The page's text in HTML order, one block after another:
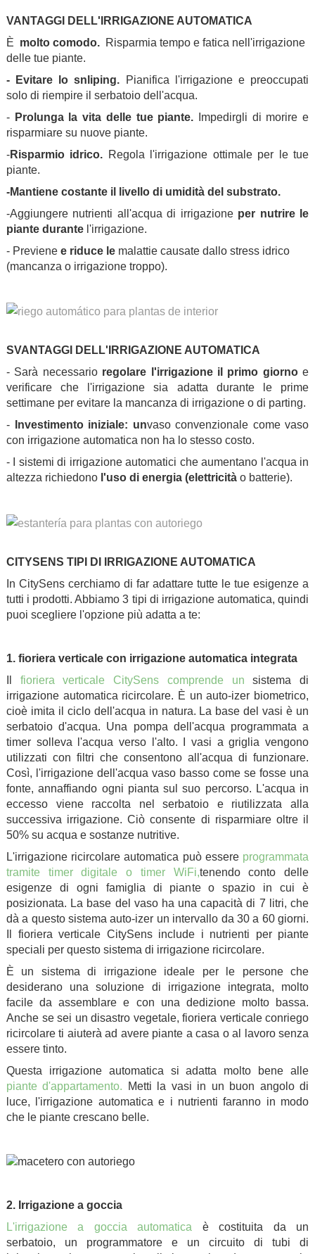
VANTAGGI DELL'IRRIGAZIONE AUTOMATICA
È molto comodo. Risparmia tempo e fatica nell'irrigazione
delle tue piante.
- Evitare lo snliping. Pianifica l'irrigazione e preoccupati
solo di riempire il serbatoio dell'acqua.
- Prolunga la vita delle tue piante. Impedirgli di morire e
risparmiare su nuove piante.
-Risparmio idrico. Regola l'irrigazione ottimale per le tue
piante.
-Mantiene costante il livello di umidità del substrato.
-Aggiungere nutrienti all'acqua di irrigazione per nutrire le
piante durante l'irrigazione.
- Previene e riduce le malattie causate dallo stress idrico
(mancanza o irrigazione troppo).
SVANTAGGI DELL'IRRIGAZIONE AUTOMATICA
- Sarà necessario regolare l'irrigazione il primo giornoe
verificare che l'irrigazione sia adatta durante le prime
settimane per evitare la mancanza di irrigazione o di parting.
-
Investimento iniziale: unvaso convenzionale come vaso
con irrigazione automatica non ha lo stesso costo.
- I sistemi di irrigazione automatici che aumentano l'acqua in
altezza richiedono l'uso di energia (elettricità o batterie).
CITYSENS TIPI DI IRRIGAZIONE AUTOMATICA
In CitySens cerchiamo di far adattare tutte le tue esigenze a
tutti i prodotti. Abbiamo 3 tipi di irrigazione automatica, quindi
puoi scegliere l'opzione più adatta a te:
1. fioriera verticale con irrigazione automatica integrata
fioriera verticale CitySens comprende un sistema di
irrigazione automatica ricircolare. È un auto-izer biometrico,
cioè imita il ciclo dell'acqua in natura. La base del vasi è un
serbatoio d'acqua. Una pompa dell'acqua programmata a
timer solleva l'acqua verso l'alto. I vasi a griglia vengono
utilizzati con filtri che consentono all'acqua di funzionare.
Così, l'irrigazione dell'acqua vaso basso come se fosse una
fonte, annaffiando ogni pianta sul suo percorso. L'acqua in
eccesso viene raccolta nel serbatoio e riutilizzata alla
successiva irrigazione. Ciò consente di risparmiare oltre il
50% su acqua e sostanze nutritive.
L'irrigazione ricircolare automatica può essere programmata
tramite timer digitale
o timer WiFi,tenendo conto delle
esigenze di ogni famiglia di piante o spazio in cui è
posizionata. La base del vaso ha una capacità di 7 litri, che
dà a questo sistema auto-izer un intervallo da 30 a 60 giorni.
Il fioriera verticale CitySens include i nutrienti per piante
speciali per questo sistema di irrigazione ricircolare.
È un sistema di irrigazione ideale per le persone che
desiderano una soluzione di irrigazione integrata, molto
facile da assemblare e con una dedizione molto bassa.
Anche se sei un disastro vegetale, fioriera verticale conriego
ricircolare ti aiuterà ad avere piante a casa o al lavoro senza
essere tinto.
Questa irrigazione automatica si adatta molto bene alle
piante d'appartamento. Metti la vasi in un buon angolo di
luce, l'irrigazione automatica e i nutrienti faranno in modo
che le piante crescano belle.
2. Irrigazione a goccia
L'irrigazione a goccia automatica è costituita da un
serbatoio, un programmatore e un circuito di tubi di